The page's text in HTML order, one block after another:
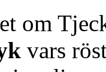
om
vars